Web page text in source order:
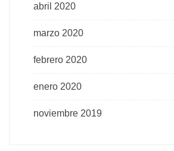
abril 2020
marzo 2020
febrero 2020
enero 2020
noviembre 2019